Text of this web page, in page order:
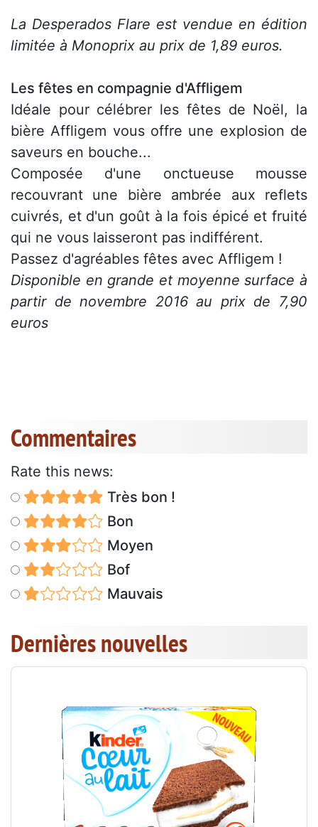
La Desperados Flare est vendue en édition
limitée à Monoprix au prix de 1,89 euros.
Les fêtes en compagnie d'Affligem
Idéale pour célébrer les fêtes de Noël, la
bière Affligem vous offre une explosion de
saveurs en bouche...
Composée d'une onctueuse mousse
recouvrant une bière ambrée aux reflets
cuivrés, et d'un goût à la fois épicé et fruité
qui ne vous laisseront pas indifférent.
Passez d'agréables fêtes avec Affligem !
Disponible en grande et moyenne surface à
partir de novembre 2016 au prix de 7,90
euros
Commentaires
Rate this news:
Très bon !
Bon
Moyen
Bof
Mauvais
Dernières nouvelles